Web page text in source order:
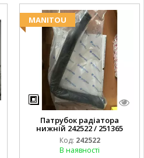
MANITOU
Патрубок радіатора
нижній 242522 / 251365
Код: 242522
В наявності